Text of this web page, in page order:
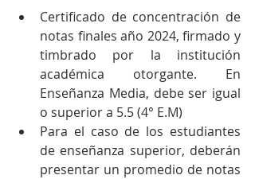
Certificado de concentración de
notas finales año 2024, firmado y
timbrado por la institución
académica otorgante. En
Enseñanza Media, debe ser igual
o superior a 5.5 (4° E.M)
Para el caso de los estudiantes
de enseñanza superior, deberán
presentar un promedio de notas